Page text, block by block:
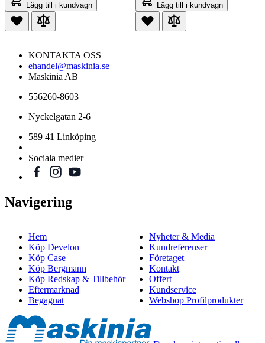
Lägg till i kundvagn Lägg till i kundvagn
KONTAKTA OSS
ehandel@maskinia.se
Maskinia AB
556260-8603
Nyckelgatan 2-6
589 41 Linköping
Sociala medier
Navigering
Hem
Köp Develon
Köp Case
Köp Bergmann
Köp Redskap & Tillbehör
Eftermarknad
Begagnat
Nyheter & Media
Kundreferenser
Företaget
Kontakt
Offert
Kundservice
Webshop Profilprodukter